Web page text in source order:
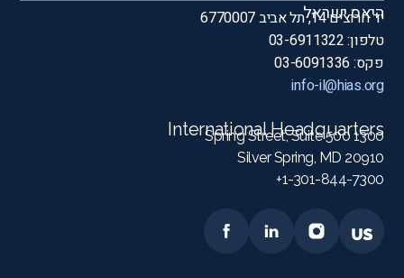
היאס ישראל
יד חרוצים 14, תל אביב 6770007
טלפון: 03-6911322
פקס: 03-6091336
info-il@hias.org
International Headquarters
1300 Spring Street, Suite 500
Silver Spring, MD 20910
1-301-844-7300+